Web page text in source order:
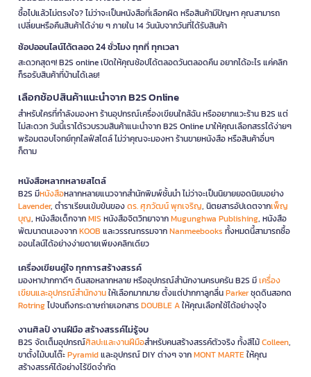
ซื้อไปแล้วไม่ตรงใจ? ไม่ว่าจะเป็นหนังสือที่เลือกผิด หรือสินค้ามีปัญหา คุณสามารถ
เปลี่ยนหรือคืนสินค้าได้ง่าย ๆ ภายใน 14 วันนับจากวันที่ได้รับสินค้า
ช้อปออนไลน์ได้ตลอด 24 ชั่วโมง ทุกที่ ทุกเวลา
สะดวกสุดๆ! B2S online เปิดให้คุณช้อปได้ตลอดวันตลอดคืน อยากได้อะไร แค่คลิก
ก็รอรับสินค้าที่บ้านได้เลย!
เลือกช้อปสินค้าแนะนำจาก B2S Online
สำหรับใครที่กำลังมองหา ร้านอุปกรณ์เครื่องเขียนใกล้ฉัน หรืออยากแวะร้าน B2S แต่
ไม่สะดวก วันนี้เราได้รวบรวมสินค้าแนะนำจาก B2S Online มาให้คุณเลือกสรรได้ง่ายๆ
พร้อมตอบโจทย์ทุกไลฟ์สไตล์ ไม่ว่าคุณจะมองหา ร้านขายหนังสือ หรือสินค้าอื่นๆ
ก็ตาม
หนังสือหลากหลายสไตล์
B2S มีหนังสือหลากหลายแนวจากสำนักพิมพ์ชั้นนำ ไม่ว่าจะเป็นนิยายยอดนิยมอย่าง
Lavender, ตำราเรียนเข้มข้นของดร. ศุภวัฒน์ พุกเจริญ, นิตยสารอัปเดตจากเพ็ญ
บุญ, หนังสือเด็กจากMIS หนังสือจิตวิทยาจากMugunghwa Publishing, หนังสือ
พัฒนาตนเองจากKOOB และวรรณกรรมจากNanmeebooks ทั้งหมดนี้สามารถซื้อ
ออนไลน์ได้อย่างง่ายดายเพียงคลิกเดียว
เครื่องเขียนคู่ใจ ทุกการสร้างสรรค์
มองหาปากกาดีๆ ดินสอหลากหลาย หรืออุปกรณ์สำนักงานครบครัน B2S มีเครื่อง
เขียนและอุปกรณ์สำนักงานให้เลือกมากมาย ตั้งแต่ปากกาลูกลื่นParkerชุดดินสอกด
Rotringไปจนถึงกระดาษถ่ายเอกสารDOUBLE Aให้คุณเลือกใช้ได้อย่างจุใจ
งานศิลป์ งานฝีมือ สร้างสรรค์ไม่รู้จบ
B2S จัดเต็มอุปกรณ์ศิลปะและงานฝีมือสำหรับคนสร้างสรรค์ตัวจริง ทั้งสีไม้Colleen,
ขาตั้งไม้บนโต๊ะPyramidและอุปกรณ์ DIY ต่างๆ จากMONT MARTEให้คุณ
สร้างสรรค์ได้อย่างไร้ขีดจำกัด